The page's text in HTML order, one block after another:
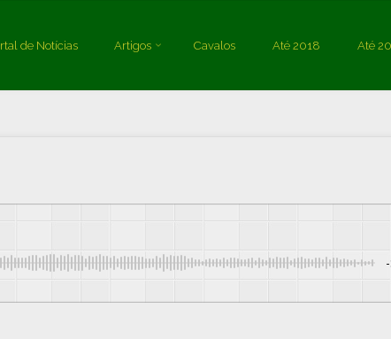
de Notícias Artigos Cavalos Até 2018 Até